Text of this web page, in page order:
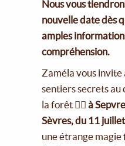
Nous vous
nouvelle date dès
amples
compréhension.
Zaméla vous
sentiers secrets au
la forêt 🧚‍♀️ à
Sèvres, du 11
une étrange magie